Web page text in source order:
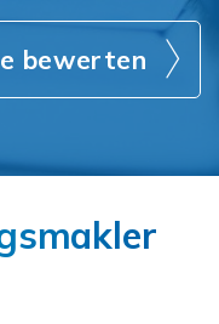
bewerten